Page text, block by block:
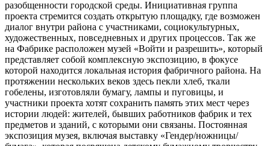
разобщенности городской среды. Инициативная группа
проекта стремится создать открытую площадку, где возможен
диалог внутри района с участниками, социокультурных,
художественных, повседневных и других процессов. Так же
на Фабрике расположен музей «Войти и разрешить», который
представляет собой комплексную экспозицию, в фокусе
которой находится локальная история фабричного района. На
протяжении нескольких веков здесь пекли хлеб, ткали
гобелены, изготовляли бумагу, лампы и пуговицы, и
участники проекта хотят сохранить память этих мест через
истории людей: жителей, бывших работников фабрик и тех
предметов и зданий, с которыми они связаны. Постоянная
экспозиция музея, включая выставку «Гендер/ножницы/